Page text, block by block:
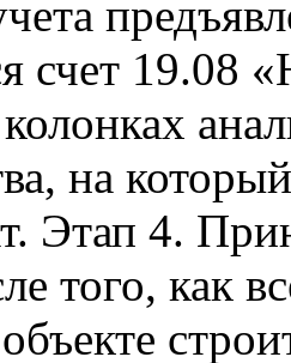
счет 19.08
на
Этап 4.
того, как